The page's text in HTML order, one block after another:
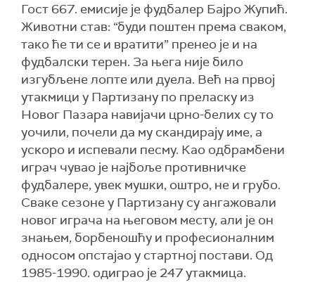
Гост 667. емисије је фудбалер Бајро Жупић.
Животни став: “буди поштен према сваком,
тако ће ти се и вратити” пренео је и на
фудбалски терен. За њега није било
изгубљене лопте или дуела. Већ на првој
утакмици у Партизану по преласку из
Новог Пазара навијачи црно-белих су то
уочили, почели да му скандирају име, а
ускоро и испевали песму. Као одбрамбени
играч чувао је најбоље противничке
фудбалере, увек мушки, оштро, не и грубо.
Сваке сезоне у Партизану су ангажовали
новог играча на његовом месту, али је он
знањем, борбеношћу и професионалним
односом опстајао у стартној постави. Од
1985-1990. одиграо је 247 утакмица.